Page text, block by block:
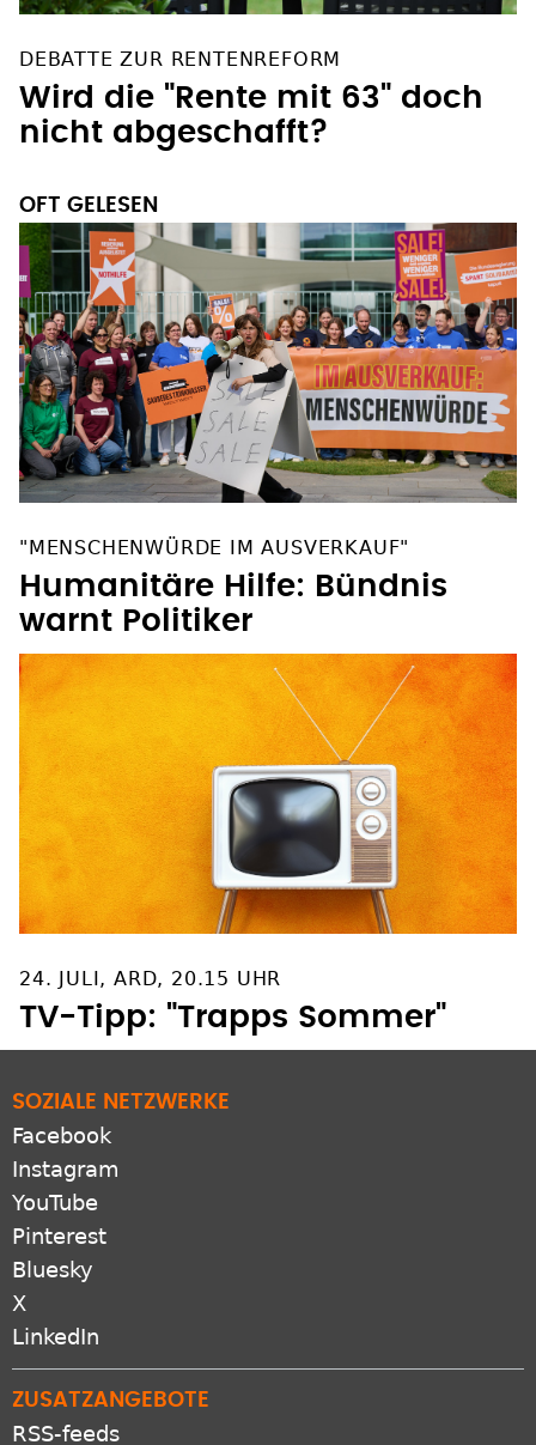
DEBATTE ZUR RENTENREFORM
Wird die "Rente mit 63" doch
nicht abgeschafft?
OFT GELESEN
"MENSCHENWÜRDE IM AUSVERKAUF"
Humanitäre Hilfe: Bündnis
warnt Politiker
24. JULI, ARD, 20.15 UHR
TV-Tipp: "Trapps Sommer"
SOZIALE NETZWERKE
Facebook
Instagram
YouTube
Pinterest
Bluesky
X
LinkedIn
ZUSATZANGEBOTE
RSS-feeds